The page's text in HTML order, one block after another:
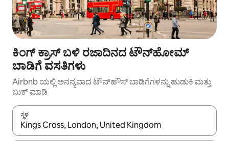
ಕಿಂಗ್ ಕ್ರಾಸ್ ಬಳಿ ರಜಾದಿನದ ಟೌನ್‍ಹೋಮ್
ಬಾಡಿಗೆ ವಸತಿಗಳು
Airbnb ಯಲ್ಲಿ ಅನನ್ಯವಾದ ಟೌನ್‌ಹೌಸ್ ಬಾಡಿಗೆಗಳನ್ನು ಹುಡುಕಿ ಮತ್ತು
ಬುಕ್ ಮಾಡಿ
ಸ್ಥಳ
ಫಲಿತಾಂಶಗಳು ಲಭ್ಯವಿರುವಾಗ, ಅಪ್ ಮತ್ತು ಡೌನ್ ಬಾಣದ ಕೀಲಿಗಳೊಂದಿಗೆ